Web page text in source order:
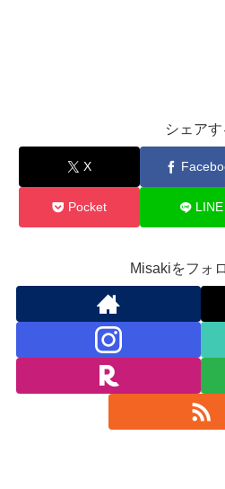
シェアす
X
Pocket LINE
Misakiをフォ